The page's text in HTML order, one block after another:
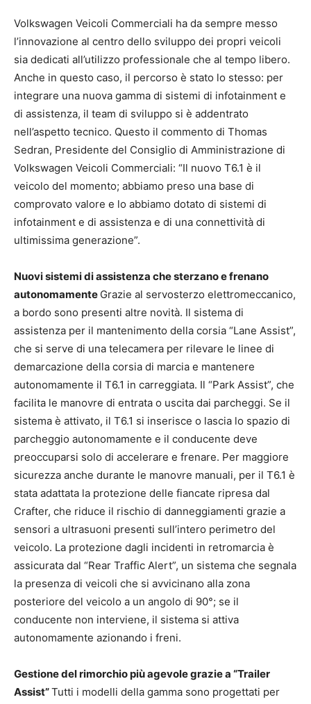
Volkswagen Veicoli Commerciali ha da sempre messo
l’innovazione al centro dello sviluppo dei propri veicoli
sia dedicati all’utilizzo professionale che al tempo libero.
Anche in questo caso, il percorso è stato lo stesso: per
integrare una nuova gamma di sistemi di infotainment e
di assistenza, il team di sviluppo si è addentrato
nell’aspetto tecnico. Questo il commento di Thomas
Sedran, Presidente del Consiglio di Amministrazione di
Volkswagen Veicoli Commerciali: “Il nuovo T6.1 è il
veicolo del momento; abbiamo preso una base di
comprovato valore e lo abbiamo dotato di sistemi di
infotainment e di assistenza e di una connettività di
ultimissima generazione”.
Nuovi sistemi di assistenza che sterzano e frenano
autonomamente Grazie al servosterzo elettromeccanico,
a bordo sono presenti altre novità. Il sistema di
assistenza per il mantenimento della corsia “Lane Assist”,
che si serve di una telecamera per rilevare le linee di
demarcazione della corsia di marcia e mantenere
autonomamente il T6.1 in carreggiata. Il “Park Assist”, che
facilita le manovre di entrata o uscita dai parcheggi. Se il
sistema è attivato, il T6.1 si inserisce o lascia lo spazio di
parcheggio autonomamente e il conducente deve
preoccuparsi solo di accelerare e frenare. Per maggiore
sicurezza anche durante le manovre manuali, per il T6.1 è
stata adattata la protezione delle fiancate ripresa dal
Crafter, che riduce il rischio di danneggiamenti grazie a
sensori a ultrasuoni presenti sull’intero perimetro del
veicolo. La protezione dagli incidenti in retromarcia è
assicurata dal “Rear Traffic Alert”, un sistema che segnala
la presenza di veicoli che si avvicinano alla zona
posteriore del veicolo a un angolo di 90°; se il
conducente non interviene, il sistema si attiva
autonomamente azionando i freni.
Gestione del rimorchio più agevole grazie a “Trailer
Assist”Tutti i modelli della gamma sono progettati per